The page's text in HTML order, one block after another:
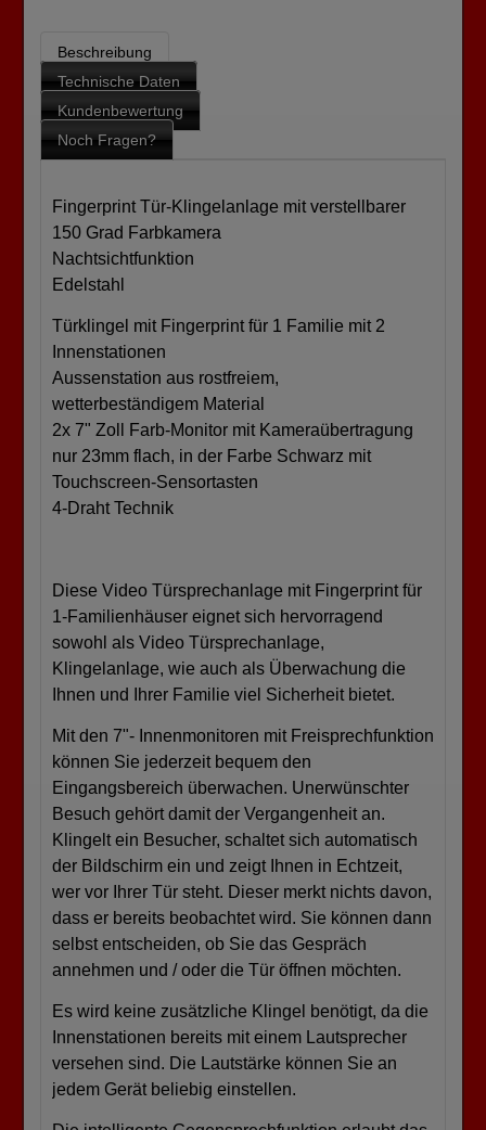
Beschreibung
Technische Daten
Kundenbewertung
Noch Fragen?
Fingerprint Tür-Klingelanlage mit verstellbarer
150 Grad Farbkamera
Nachtsichtfunktion
Edelstahl
Türklingel mit Fingerprint für 1 Familie mit 2
Innenstationen
Aussenstation aus rostfreiem,
wetterbeständigem Material
2x 7" Zoll Farb-Monitor mit Kameraübertragung
nur 23mm flach, in der Farbe Schwarz mit
Touchscreen-Sensortasten
4-Draht Technik
Diese Video Türsprechanlage mit Fingerprint für
1-Familienhäuser eignet sich hervorragend
sowohl als Video Türsprechanlage,
Klingelanlage, wie auch als Überwachung die
Ihnen und Ihrer Familie viel Sicherheit bietet.
Mit den 7"- Innenmonitoren mit Freisprechfunktion
können Sie jederzeit bequem den
Eingangsbereich überwachen. Unerwünschter
Besuch gehört damit der Vergangenheit an.
Klingelt ein Besucher, schaltet sich automatisch
der Bildschirm ein und zeigt Ihnen in Echtzeit,
wer vor Ihrer Tür steht. Dieser merkt nichts davon,
dass er bereits beobachtet wird. Sie können dann
selbst entscheiden, ob Sie das Gespräch
annehmen und / oder die Tür öffnen möchten.
Es wird keine zusätzliche Klingel benötigt, da die
Innenstationen bereits mit einem Lautsprecher
versehen sind. Die Lautstärke können Sie an
jedem Gerät beliebig einstellen.